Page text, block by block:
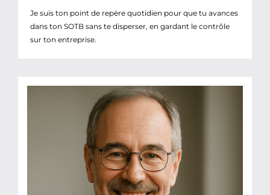
Je suis ton point de repère quotidien pour que tu avances
dans ton SOTB sans te disperser, en gardant le contrôle
sur ton entreprise.